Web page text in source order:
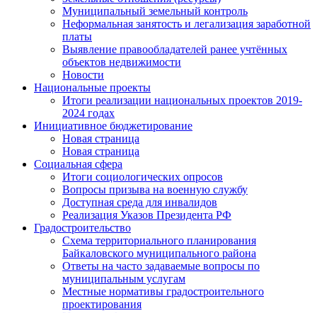
Муниципальный земельный контроль
Неформальная занятость и легализация заработной
платы
Выявление правообладателей ранее учтённых
объектов недвижимости
Новости
Национальные проекты
Итоги реализации национальных проектов 2019-
2024 годах
Инициативное бюджетирование
Новая страница
Новая страница
Социальная сфера
Итоги социологических опросов
Вопросы призыва на военную службу
Доступная среда для инвалидов
Реализация Указов Президента РФ
Градостроительство
Схема территориального планирования
Байкаловского муниципального района
Ответы на часто задаваемые вопросы по
муниципальным услугам
Местные нормативы градостроительного
проектирования